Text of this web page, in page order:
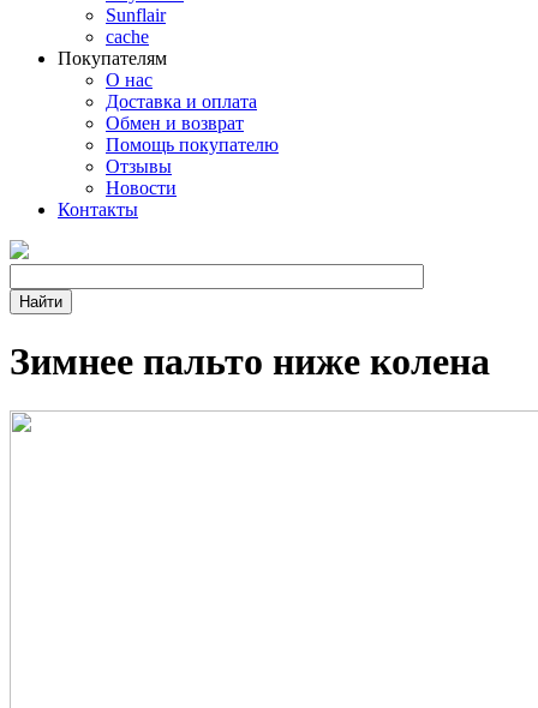
Sunflair
cache
Покупателям
О нас
Доставка и оплата
Обмен и возврат
Помощь покупателю
Отзывы
Новости
Контакты
Зимнее пальто ниже колена